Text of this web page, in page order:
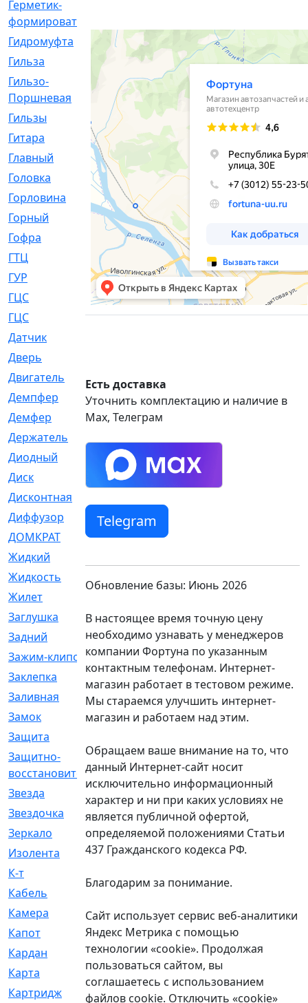
Герметик-
формирователь
Гидромуфта
[47]
Гильза
[56]
Гильзо-
Поршневая
[13]
Гильзы
[259]
Гитара
[7]
Главный
[29]
Головка
[28]
Горловина
[14]
Горный
[1]
Гофра
[86]
ГТЦ
ГУР
[34]
ГЦC
[6]
ГЦС
[74]
Датчик
Дверь
Двигатель
Демпфер
[2]
Демфер
[1]
Держатель
Диодный
[3]
Диск
[418]
Дисконтная
Диффузор
[1]
ДОМКРАТ
[1]
Жидкий
Жидкость
Жилет
Заглушка
[21]
Задний
[528]
Зажим-клипса
[1]
Заклепка
[1]
Заливная
[4]
Замок
[12]
Защита
Защитно-
восстановительный
[4]
Звезда
Звездочка
[5]
Зеркало
[369]
Изолента
[1]
К-т
Кабель
[50]
Камера
[4]
Капот
[144]
Кардан
[131]
Карта
[2]
Картридж
[250]
Есть доставка
Уточнить комплектацию и наличие в
Max, Телеграм
Telegram
Обновление базы: Июнь 2026
В настоящее время точную цену
необходимо узнавать у менеджеров
компании Фортуна по указанным
контактным телефонам. Интернет-
магазин работает в тестовом режиме.
Мы стараемся улучшить интернет-
магазин и работаем над этим.
Обращаем ваше внимание на то, что
данный Интернет-сайт носит
исключительно информационный
характер и ни при каких условиях не
является публичной офертой,
определяемой положениями Статьи
437 Гражданского кодекса РФ.
Благодарим за понимание.
Сайт использует сервис веб-аналитики
Яндекс Метрика с помощью
технологии «cookie». Продолжая
пользоваться сайтом, вы
соглашаетесь с использованием
файлов cookie. Отключить «cookie»